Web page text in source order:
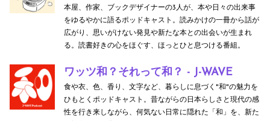
本屋、作家、ブックデザイナーの3人が、本や日々の出来事
をゆるやかに語るポッドキャスト。読みかけの一冊から話が
広がり、思いがけない発見や新たな本との出会いが生まれ
る。読書好きの心をほぐす、ほっとひと息つける番組。
ワッツ和？それって和？ - J-WAVE
食や衣、色、香り、文字など、暮らしに息づく"和"の魅力を
ひもとくポッドキャスト。昔ながらの日本らしさと現代の感
性を行き来しながら、何気ない日常に隠れた「和」を、新た